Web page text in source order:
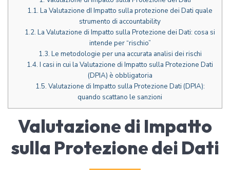
1.1. La Valutazione dI Impatto sulla protezione dei Dati quale
strumento di accountability
1.2. La Valutazione di Impatto sulla Protezione dei Dati: cosa si
intende per “rischio”
1.3. Le metodologie per una accurata analisi dei rischi
1.4. I casi in cui la Valutazione di Impatto sulla Protezione Dati
(DPIA) è obbligatoria
1.5. Valutazione di Impatto sulla Protezione Dati (DPIA):
quando scattano le sanzioni
Valutazione di Impatto
sulla Protezione dei Dati